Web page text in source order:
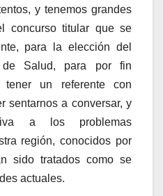
y tenemos grandes
concurso titular que se
para la elección del
de Salud, para por fin
un referente con
sentarnos a conversar, y
a los problemas
región, conocidos por
sido tratados como se
actuales.